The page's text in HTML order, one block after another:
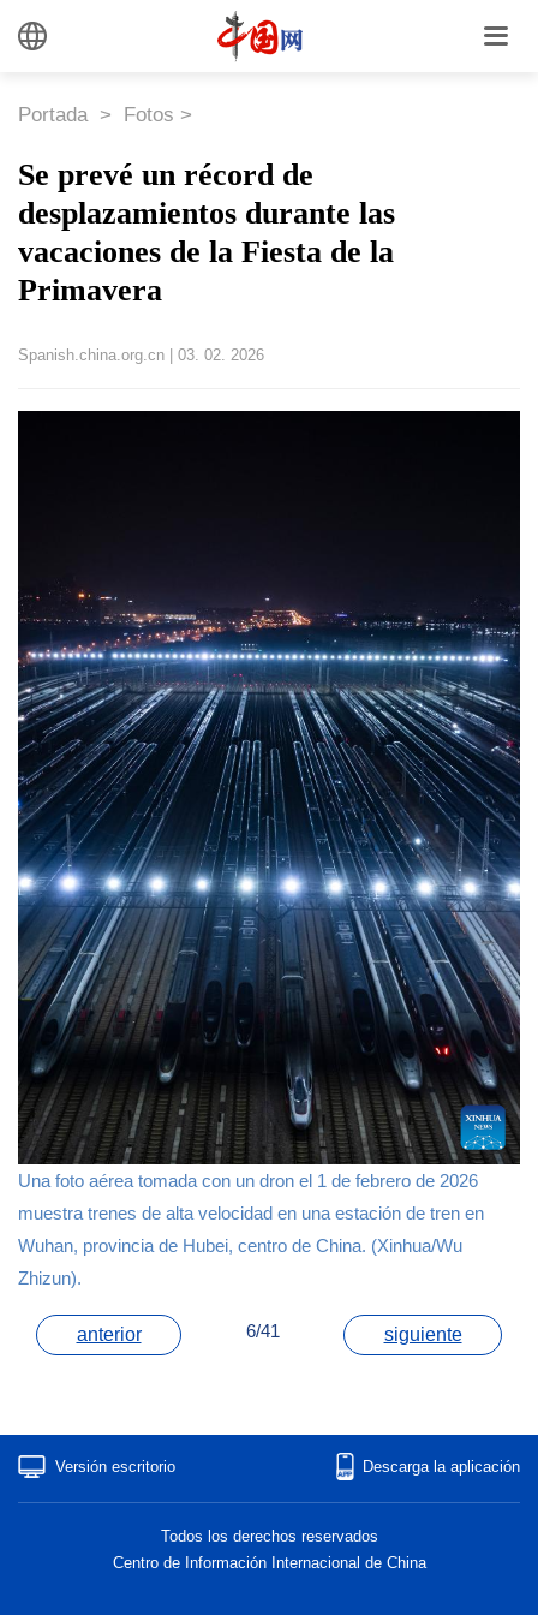
Portada > Fotos >
Se prevé un récord de
desplazamientos durante las
vacaciones de la Fiesta de la
Primavera
Spanish.china.org.cn 03. 02. 2026
Una foto aérea tomada con un dron el 1 de febrero de 2026
muestra trenes de alta velocidad en una estación de tren en
Wuhan, provincia de Hubei, centro de China. (Xinhua/Wu
Zhizun).
anterior 6/41 siguiente
Versión escritorio Descarga la aplicación
Todos los derechos reservados
Centro de Información Internacional de China